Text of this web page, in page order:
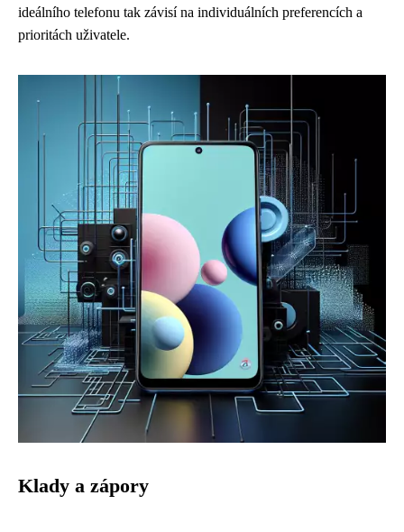
ideálního telefonu tak závisí na individuálních preferencích a
prioritách uživatele.
Klady a zápory